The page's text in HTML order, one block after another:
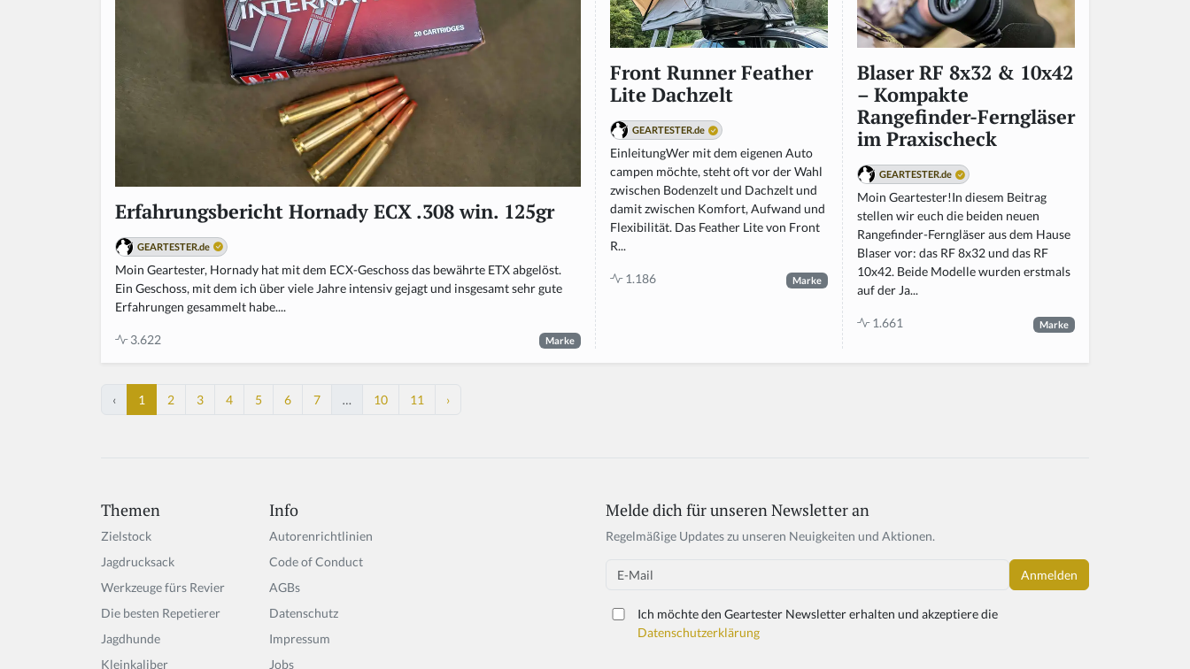
Erfahrungsbericht Hornady ECX .308 win. 125gr
GEARTESTER.de
Moin Geartester, Hornady hat mit dem ECX-Geschoss das bewährte ETX abgelöst.
Ein Geschoss, mit dem ich über viele Jahre intensiv gejagt und insgesamt sehr gute
Erfahrungen gesammelt habe....
3.622 Marke
Front Runner Feather
Lite Dachzelt
GEARTESTER.de
EinleitungWer mit dem eigenen Auto
campen möchte, steht oft vor der Wahl
zwischen Bodenzelt und Dachzelt und
damit zwischen Komfort, Aufwand und
Flexibilität. Das Feather Lite von Front
R...
1.186 Marke
Blaser RF 8x32 & 10x42
– Kompakte
Rangefinder-Ferngläser
im Praxischeck
GEARTESTER.de
Moin Geartester!In diesem Beitrag
stellen wir euch die beiden neuen
Rangefinder-Ferngläser aus dem Hause
Blaser vor: das RF 8x32 und das RF
10x42. Beide Modelle wurden erstmals
auf der Ja...
1.661 Marke
‹ 1 2 3 4 5 6 7 … 10 11 ›
Themen
Zielstock
Jagdrucksack
Werkzeuge fürs Revier
Die besten Repetierer
Jagdhunde
Kleinkaliber
Info
Autorenrichtlinien
Code of Conduct
AGBs
Datenschutz
Impressum
Jobs
If
y
Melde dich für unseren Newsletter an
Regelmäßige Updates zu unseren Neuigkeiten und Aktionen.
Email
Ich möchte den Geartester Newsletter erhalten und akzeptiere die
Datenschutzerklärung